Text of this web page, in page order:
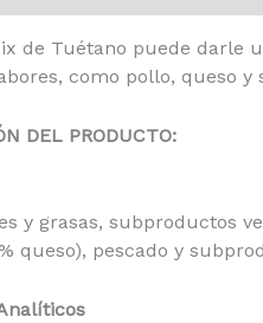
de Tuétano puede darle
como pollo, queso y
DEL PRODUCTO:
y grasas, subproductos
queso), pescado y